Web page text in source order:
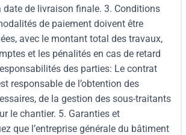
date de livraison finale. 3. Conditions
de paiement doivent être
avec le montant total des travaux,
et les pénalités en cas de retard
des parties: Le contrat
responsable de l’obtention des
de la gestion des sous-traitants
le chantier. 5. Garanties et
que l’entreprise générale du bâtiment